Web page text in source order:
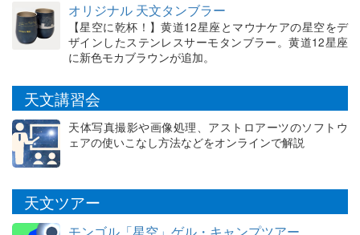
オリジナル 天文タンブラー
【星空に乾杯！】黄道12星座とマウナケアの星空をデ
ザインしたステンレスサーモタンブラー。黄道12星座
に新色モカブラウンが追加。
天文講習会
天体写真撮影や画像処理、アストロアーツのソフトウ
ェアの使いこなし方法などをオンラインで解説
天文ツアー